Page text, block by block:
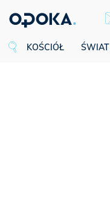
KOŚCIÓŁ ŚWIAT